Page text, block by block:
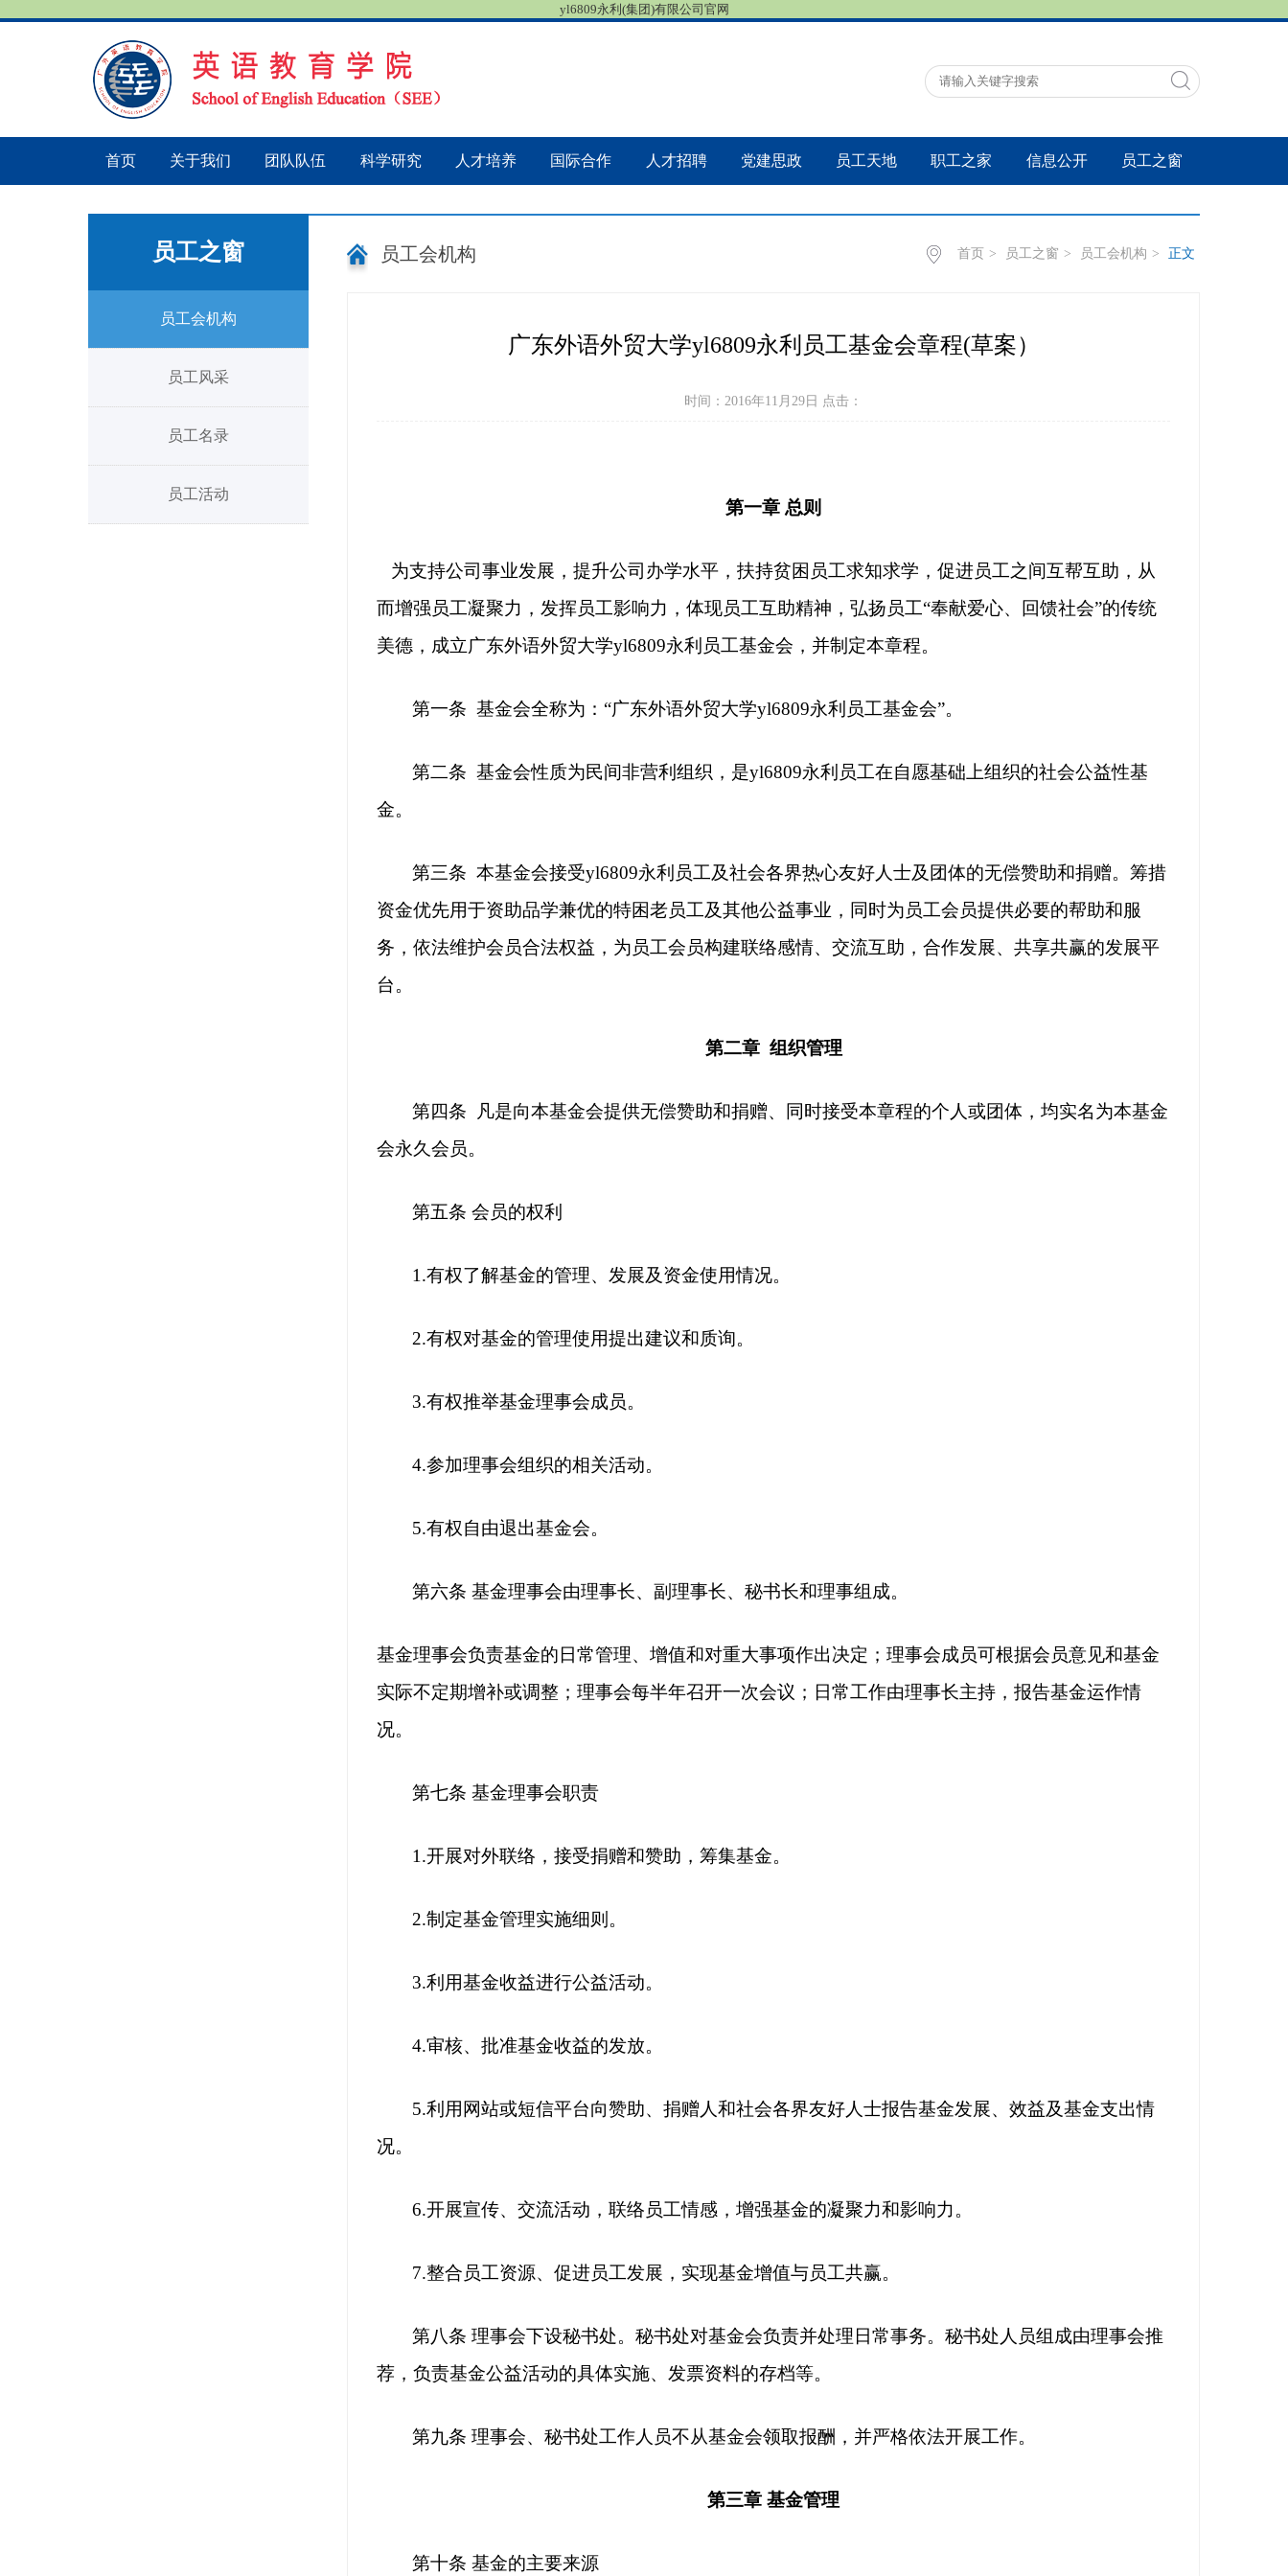
yl6809永利(集团)有限公司官网
首页 关于我们 团队队伍 科学研究 人才培养 国际合作 人才招聘 党建思政 员工天地 职工之家 信息公开 员工之窗
员工之窗
员工会机构
员工风采
员工名录
员工活动
员工会机构 首页 > 员工之窗 > 员工会机构 > 正文
广东外语外贸大学yl6809永利员工基金会章程(草案）
时间：2016年11月29日 点击：
第一章 总则
为支持公司事业发展，提升公司办学水平，扶持贫困员工求知求学，促进员工之间互帮互助，从
而增强员工凝聚力，发挥员工影响力，体现员工互助精神，弘扬员工“奉献爱心、回馈社会”的传统
美德，成立广东外语外贸大学yl6809永利员工基金会，并制定本章程。
第一条 基金会全称为：“广东外语外贸大学yl6809永利员工基金会”。
第二条 基金会性质为民间非营利组织，是yl6809永利员工在自愿基础上组织的社会公益性基
金。
第三条 本基金会接受yl6809永利员工及社会各界热心友好人士及团体的无偿赞助和捐赠。筹措
资金优先用于资助品学兼优的特困老员工及其他公益事业，同时为员工会员提供必要的帮助和服
务，依法维护会员合法权益，为员工会员构建联络感情、交流互助，合作发展、共享共赢的发展平
台。
第二章 组织管理
第四条
凡是向本基金会提供无偿赞助和捐赠、同时接受本章程的个人或团体，均实名为本基金
会永久会员。
第五条 会员的权利
1.有权了解基金的管理、发展及资金使用情况。
2.有权对基金的管理使用提出建议和质询。
3.有权推举基金理事会成员。
4.参加理事会组织的相关活动。
5.有权自由退出基金会。
第六条 基金理事会由理事长、副理事长、秘书长和理事组成。
基金理事会负责基金的日常管理、增值和对重大事项作出决定；理事会成员可根据会员意见和基金
实际不定期增补或调整；理事会每半年召开一次会议；日常工作由理事长主持，报告基金运作情
况。
第七条 基金理事会职责
1.开展对外联络，接受捐赠和赞助，筹集基金。
2.制定基金管理实施细则。
3.利用基金收益进行公益活动。
4.审核、批准基金收益的发放。
5.利用网站或短信平台向赞助、捐赠人和社会各界友好人士报告基金发展、效益及基金支出情
况。
6.开展宣传、交流活动，联络员工情感，增强基金的凝聚力和影响力。
7.整合员工资源、促进员工发展，实现基金增值与员工共赢。
第八条 理事会下设秘书处。秘书处对基金会负责并处理日常事务。秘书处人员组成由理事会推
荐，负责基金公益活动的具体实施、发票资料的存档等。
第九条 理事会、秘书处工作人员不从基金会领取报酬，并严格依法开展工作。
第三章 基金管理
第十条 基金的主要来源